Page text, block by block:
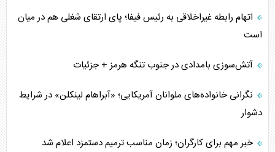
اتهام رابطه غیراخلاقی به رئیس فیفا؛ پای ارتقای شغلی هم در میان
است
آتش‌سوزی بامدادی در جنوب تنگه هرمز + جزئیات
نگرانی خانواده‌های ملوانان آمریکایی؛ «آبراهام لینکلن» در شرایط
دشوار
خبر مهم برای کارگران؛ زمان مناسب ترمیم دستمزد اعلام شد